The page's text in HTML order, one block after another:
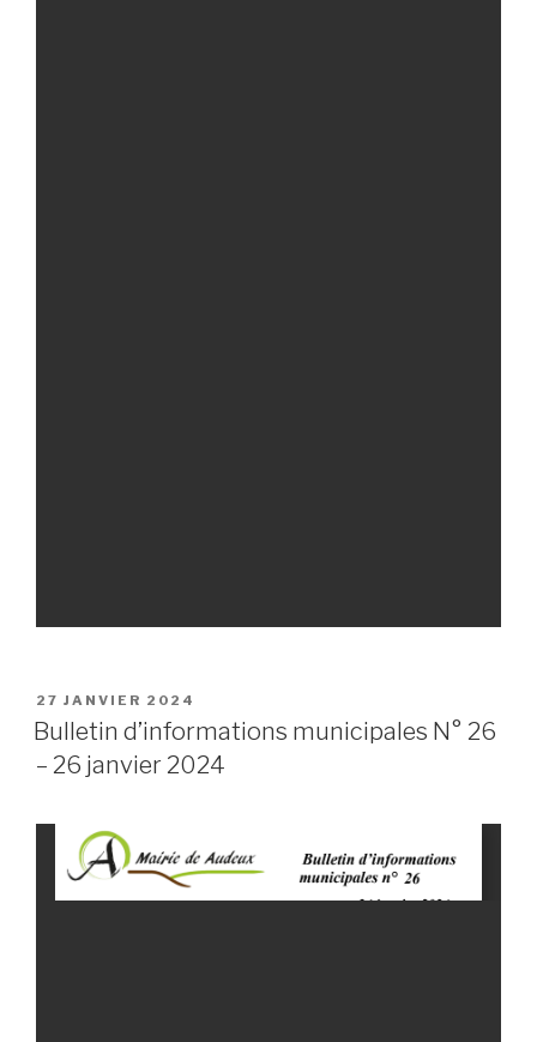
PUBLIÉ
LE
27 JANVIER 2024
Bulletin d’informations municipales N° 26
– 26 janvier 2024